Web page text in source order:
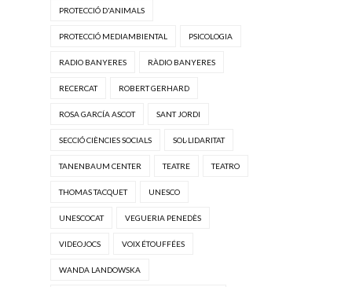
PROTECCIÓ D'ANIMALS
PROTECCIÓ MEDIAMBIENTAL PSICOLOGIA
RADIO BANYERES RÀDIO BANYERES
RECERCAT ROBERT GERHARD
ROSA GARCÍA ASCOT SANT JORDI
SECCIÓ CIÈNCIES SOCIALS SOL·LIDARITAT
TANENBAUM CENTER TEATRE TEATRO
THOMAS TACQUET UNESCO
UNESCOCAT VEGUERIA PENEDÈS
VIDEOJOCS VOIX ÉTOUFFÉES
WANDA LANDOWSKA